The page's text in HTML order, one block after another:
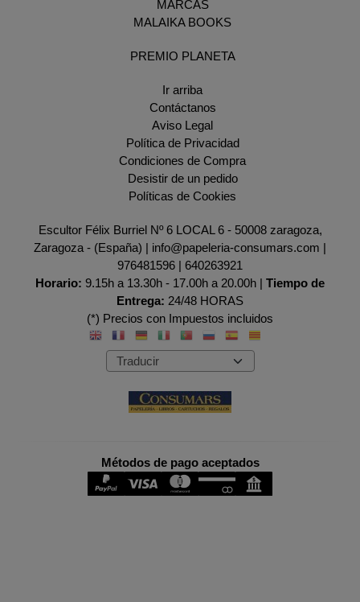
MARCAS
MALAIKA BOOKS
PREMIO PLANETA
Ir arriba
Contáctanos
Aviso Legal
Política de Privacidad
Condiciones de Compra
Desistir de un pedido
Políticas de Cookies
Escultor Félix Burriel Nº 6 LOCAL 6 - 50008 zaragoza,
Zaragoza - (España) | info@papeleria-consumars.com |
976481596 | 640263921
Horario: 9.15h a 13.30h - 17.00h a 20.00h | Tiempo de
Entrega: 24/48 HORAS
(*) Precios con Impuestos incluidos
Métodos de pago aceptados